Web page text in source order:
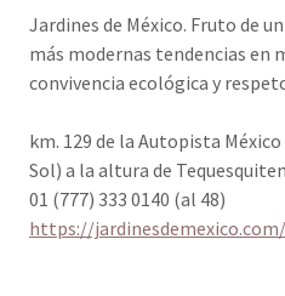
Jardines de México. Fruto de
más modernas tendencias en
convivencia ecológica y
km. 129 de la Autopista
Sol) a la altura de
01 (777) 333 0140 (al 48)
https://jardinesdemexico.com/